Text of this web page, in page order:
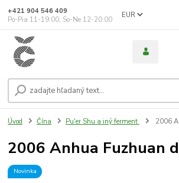
EUR
+421 904 546 409
Po-Pia 11-19:00, So-Ne 12-20:00
Úvod Čína Pu'er Shu a iný ferment 2006
2006 Anhua Fuzhuan
Novinka